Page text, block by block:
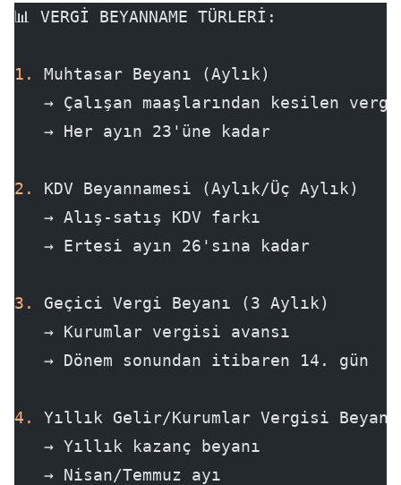
📊 VERGİ BEYANNAME TÜRLERİ:
1.
Muhtasar Beyanı (Aylık)
→ Çalışan maaşlarından kesilen
   → Her ayın 23'üne kadar
2.
KDV Beyannamesi (Aylık/Üç Aylık)
   → Alış-satış KDV farkı
   → Ertesi ayın 26'sına kadar
3.
Geçici Vergi Beyanı (3 Aylık)
   → Kurumlar vergisi avansı
   → Dönem sonundan itibaren 14. gün
4.
Yıllık Gelir/Kurumlar Vergisi
   → Yıllık kazanç beyanı
   → Nisan/Temmuz ayı